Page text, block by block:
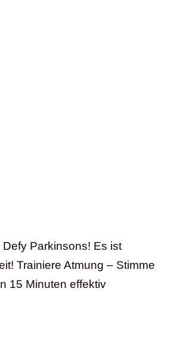
Defy Parkinsons! Es ist
Trainiere Atmung – Stimme
15 Minuten effektiv